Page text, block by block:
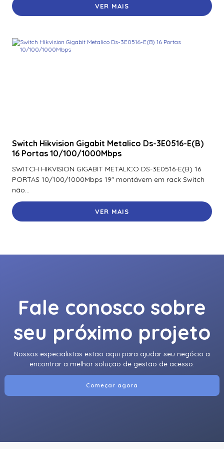
900Ntnnek00000 | Assa Abloy | Leitor de Proximidade HId
Iclass se R10 900Ntnnek00000
900Pbnnek20000 | Assa Abloy | Leitor De Proximidade
Rp10
920Nbnnek20000 | Assa Abloy | Leitor De Proximidade
920Nmnnekma001 | Assa Abloy | Leitor De Proximidade
R40
920Nsnnek20000 | Assa Abloy | Leitor De Proximidade
R40
920Pmntekma003 | Assa Abloy | Leitor De Proximidade
Rp40
920Ptnnek00000 | Assa Abloy | Leitor De Proximidade Se
Rp40
921Nbnnek20000 | Assa Abloy | Leitor De Proximidade
921Nmnnekma002 | Assa Abloy | Leitor De Proximidade
Rk40
921Ntnnek00000 | Assa Abloy | Leitor De Proximidade
VER MAIS
Switch Hikvision Gigabit Metalico Ds-3E0516-E(B)
16 Portas 10/100/1000Mbps
SWITCH HIKVISION GIGABIT METALICO DS-3E0516-E(B) 16
PORTAS 10/100/1000Mbps 19″ montávem em rack Switch
não...
VER MAIS
Fale conosco sobre
seu próximo projeto
Nossos especialistas estão aqui para ajudar seu negócio a
encontrar a melhor solução de gestão de acesso.
Começar agora